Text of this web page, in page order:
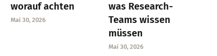
worauf achten
Mai 30, 2026
was Research-
Teams wissen
müssen
Mai 30, 2026